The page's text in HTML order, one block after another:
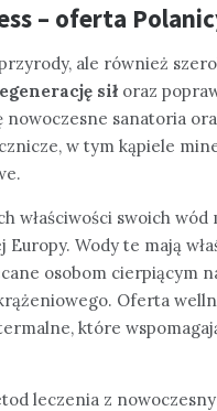
– oferta
ale również
sił oraz
nowoczesne sanatoria
w tym kąpiele
właściwości swoich
Europy. Wody te mają
osobom cierpiącym
Oferta
które
leczenia z